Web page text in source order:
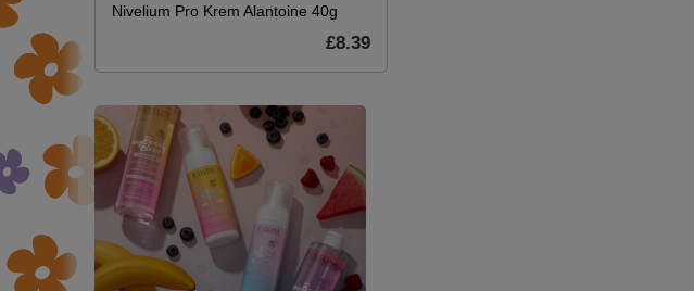
Nivelium Pro Krem Alantoine 40g
£8.39